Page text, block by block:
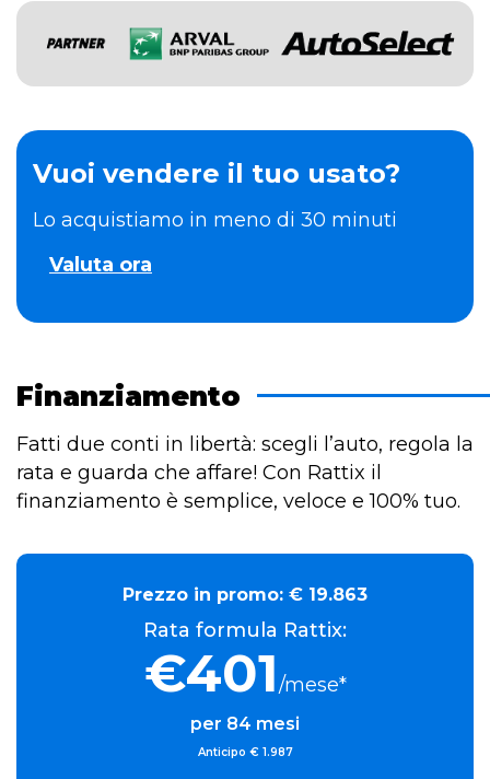
Vuoi vendere il tuo usato?
Lo acquistiamo in meno di 30 minuti
Valuta ora
Finanziamento
Fatti due conti in libertà: scegli l’auto, regola la
rata e guarda che affare! Con Rattix il
finanziamento è semplice, veloce e 100% tuo.
Prezzo in promo: € 19.863
Rata formula Rattix:
€401/mese*
per 84 mesi
Anticipo € 1.987